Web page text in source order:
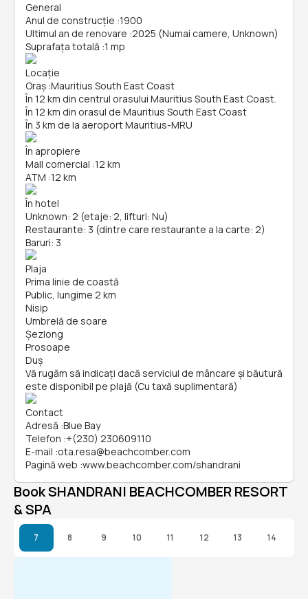
General
Anul de construcție :1900
Ultimul an de renovare :2025 (Numai camere, Unknown)
Suprafața totală :1 mp
Locație
Oraș :Mauritius South East Coast
În 12 km din centrul orasului Mauritius South East Coast.
În 12 km din orasul de Mauritius South East Coast
În 3 km de la aeroport Mauritius-MRU
În apropiere
Mall comercial :12 km
ATM :12 km
În hotel
Unknown: 2 (etaje: 2, lifturi: Nu)
Restaurante: 3 (dintre care restaurante a la carte: 2)
Baruri: 3
Plaja
Prima linie de coastă
Public, lungime 2 km
Nisip
Umbrelă de soare
Șezlong
Prosoape
Duș
Vă rugăm să indicați dacă serviciul de mâncare și băutură
este disponibil pe plajă (Cu taxă suplimentară)
Contact
Adresă :Blue Bay
Telefon :+(230) 230609110
E-mail :ota.resa@beachcomber.com
Pagină web :www.beachcomber.com/shandrani
Book SHANDRANI BEACHCOMBER RESORT
& SPA
7 8 9 10 11 12 13 14